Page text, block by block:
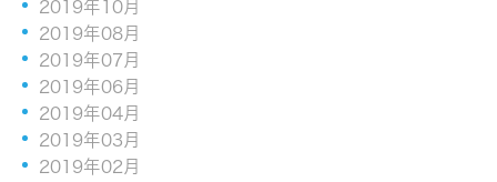
2019年10月
2019年08月
2019年07月
2019年06月
2019年04月
2019年03月
2019年02月